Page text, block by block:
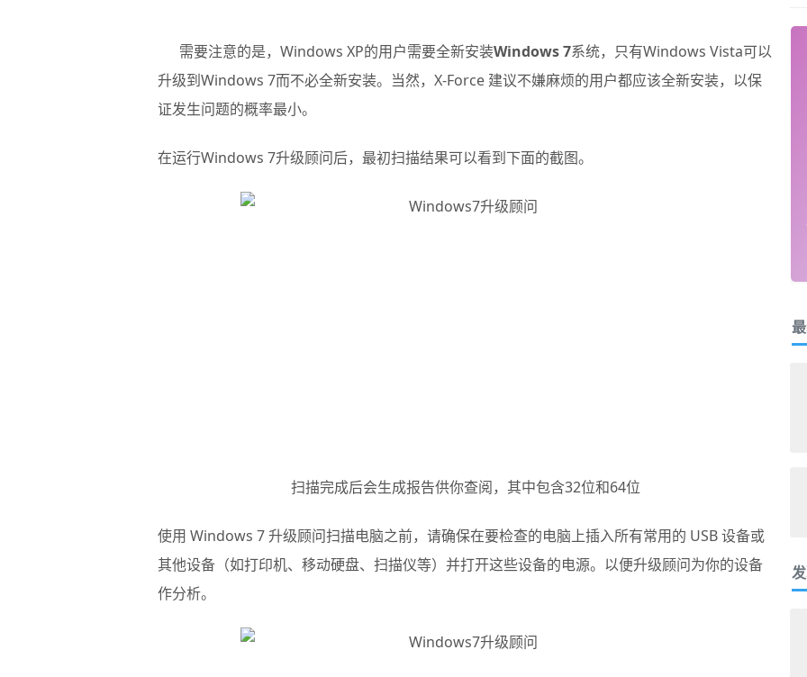
需要注意的是，Windows XP的用户需要全新安装Windows 7系统，只有Windows Vista可以
升级到Windows 7而不必全新安装。当然，X-Force 建议不嫌麻烦的用户都应该全新安装，以保
证发生问题的概率最小。
在运行Windows 7升级顾问后，最初扫描结果可以看到下面的截图。
扫描完成后会生成报告供你查阅，其中包含32位和64位
使用 Windows 7 升级顾问扫描电脑之前，请确保在要检查的电脑上插入所有常用的 USB 设备或
其他设备（如打印机、移动硬盘、扫描仪等）并打开这些设备的电源。以便升级顾问为你的设备
作分析。